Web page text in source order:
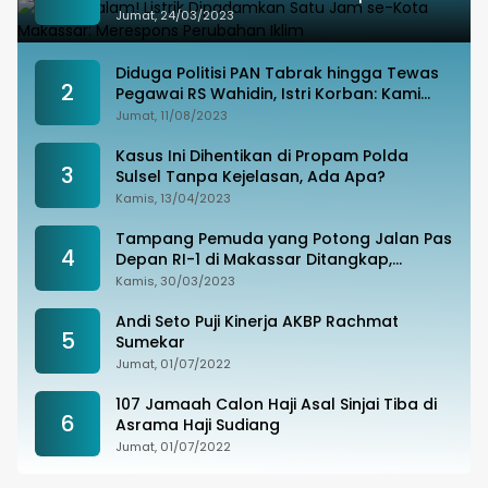
Perubahan Iklim
Jumat, 24/03/2023
2
Diduga Politisi PAN Tabrak hingga Tewas
Pegawai RS Wahidin, Istri Korban: Kami
Tak Terima
Jumat, 11/08/2023
3
Kasus Ini Dihentikan di Propam Polda
Sulsel Tanpa Kejelasan, Ada Apa?
Kamis, 13/04/2023
4
Tampang Pemuda yang Potong Jalan Pas
Depan RI-1 di Makassar Ditangkap,
Ternyata Joki Balapan Liar
Kamis, 30/03/2023
5
Andi Seto Puji Kinerja AKBP Rachmat
Sumekar
Jumat, 01/07/2022
6
107 Jamaah Calon Haji Asal Sinjai Tiba di
Asrama Haji Sudiang
Jumat, 01/07/2022